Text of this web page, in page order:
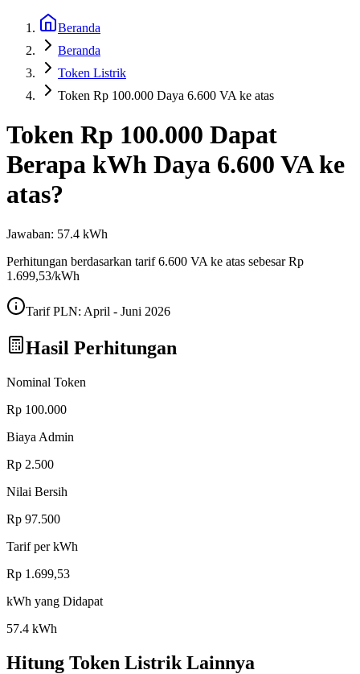
Beranda
Beranda
Token Listrik
Token Rp 100.000 Daya 6.600 VA ke atas
Token Rp 100.000 Dapat
Berapa kWh Daya 6.600 VA ke
atas?
Jawaban: 57.4 kWh
Perhitungan berdasarkan tarif6.600 VA ke atas sebesar Rp
1.699,53/kWh
Tarif PLN: April - Juni 2026
Hasil Perhitungan
Nominal Token
Rp 100.000
Biaya Admin
Rp 2.500
Nilai Bersih
Rp 97.500
Tarif per kWh
Rp 1.699,53
kWh yang Didapat
57.4 kWh
Hitung Token Listrik Lainnya